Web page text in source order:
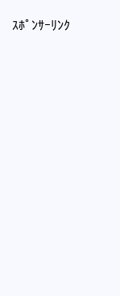
ｽﾎﾟﾝｻｰﾘﾝｸ